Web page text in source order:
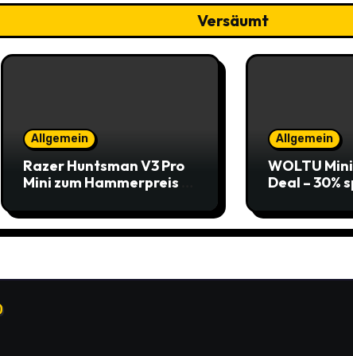
Versäumt
Allgemein
Razer Huntsman V3 Pro
Mini zum Hammerpreis –
Allgemein
WOLTU
Deal – 30%